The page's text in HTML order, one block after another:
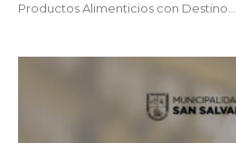
Productos Alimenticios con Destino...